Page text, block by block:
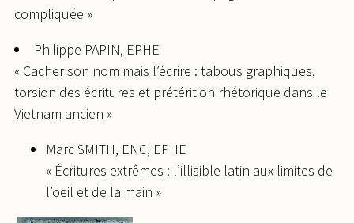
compliquée »
Philippe PAPIN, EPHE
« Cacher son nom mais l’écrire : tabous graphiques,
torsion des écritures et prétérition rhétorique dans le
Vietnam ancien »
Marc SMITH, ENC, EPHE
« Écritures extrêmes : l’illisible latin aux limites de
l’oeil et de la main »